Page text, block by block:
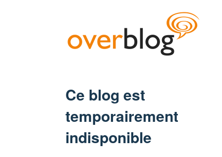
Ce blog est
temporairement
indisponible